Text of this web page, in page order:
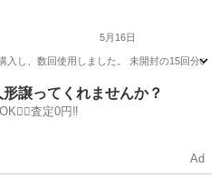
5月16日
入し、数回使用しました。 未開封の15回分
よもぎ蒸し
形譲ってくれませんか？
査定0円‼️
Ad